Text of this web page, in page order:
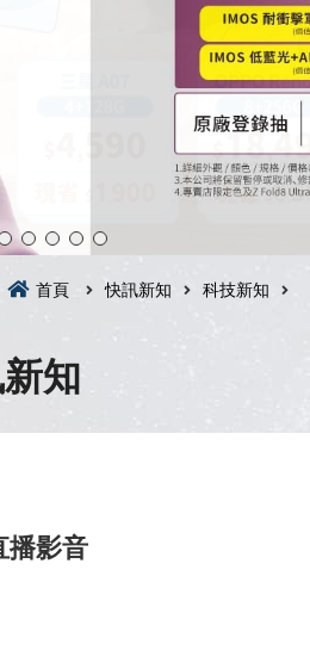
首頁 快訊新知 科技新知
知
播影音